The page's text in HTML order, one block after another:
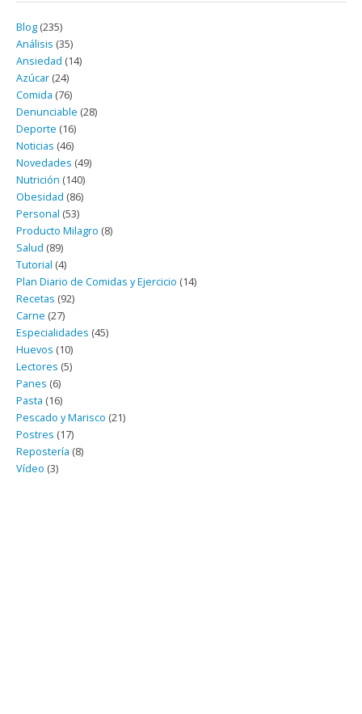
Blog (235)
Análisis (35)
Ansiedad (14)
Azúcar (24)
Comida (76)
Denunciable (28)
Deporte (16)
Noticias (46)
Novedades (49)
Nutrición (140)
Obesidad (86)
Personal (53)
Producto Milagro (8)
Salud (89)
Tutorial (4)
Plan Diario de Comidas y Ejercicio (14)
Recetas (92)
Carne (27)
Especialidades (45)
Huevos (10)
Lectores (5)
Panes (6)
Pasta (16)
Pescado y Marisco (21)
Postres (17)
Repostería (8)
Vídeo (3)